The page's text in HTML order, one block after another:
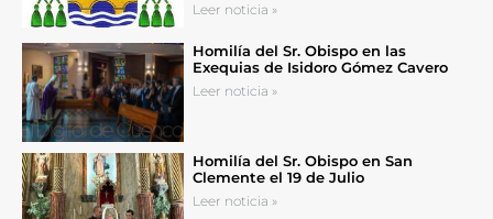
Leer noticia »
Homilía del Sr. Obispo en las
Exequias de Isidoro Gómez Cavero
Leer noticia »
Homilía del Sr. Obispo en San
Clemente el 19 de Julio
Leer noticia »